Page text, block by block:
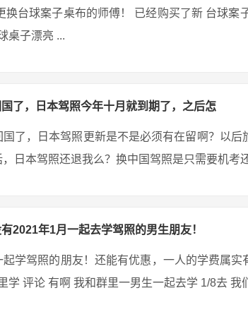
换台球案子桌布的师傅！ 已经购买了新 台球案
桌子漂亮 ...
了，日本驾照今年十月就到期了，之后怎
了，日本驾照更新是不是必须有在留啊？以
日本驾照还退我么？换中国驾照是只需要机考
2021年1月一起去学驾照的男生朋友！
学驾照的朋友！还能有优惠，一人的学费属
学 评论 有啊 我和群里一男生一起去学 1/8去 我